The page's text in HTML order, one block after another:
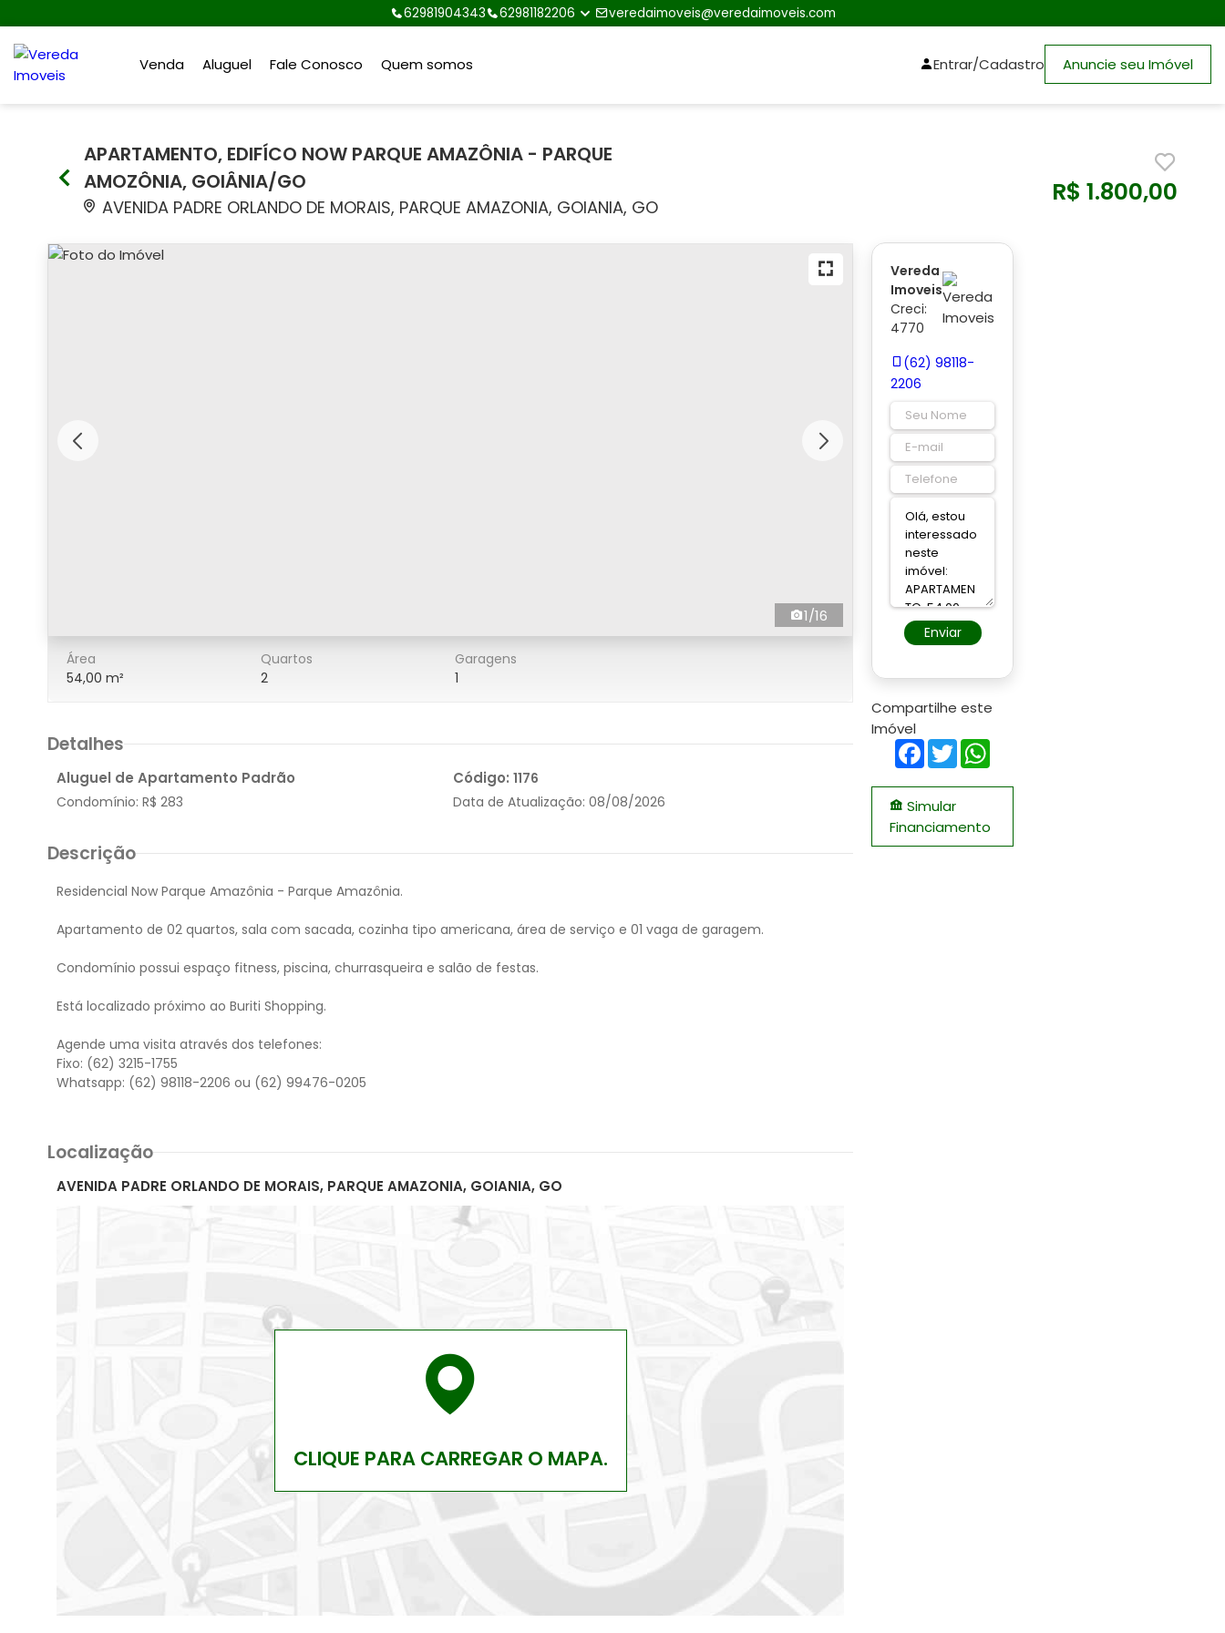
62981904343 62981182206 veredaimoveis@veredaimoveis.com
Venda Aluguel Fale Conosco Quem somos Entrar/Cadastro Anuncie seu Imóvel
APARTAMENTO, EDIFÍCO NOW PARQUE AMAZÔNIA - PARQUE
AMOZÔNIA, GOIÂNIA/GO
AVENIDA PADRE ORLANDO DE MORAIS, PARQUE AMAZONIA, GOIANIA, GO R$ 1.800,00
1/16
Área
54,00 m²
Quartos
2
Garagens
1
Detalhes
Aluguel de Apartamento Padrão Código: 1176
Condomínio: R$ 283 Data de Atualização: 08/08/2026
Descrição
Residencial Now Parque Amazônia - Parque Amazônia.
Apartamento de 02 quartos, sala com sacada, cozinha tipo americana, área de serviço e 01 vaga de garagem.
Condomínio possui espaço fitness, piscina, churrasqueira e salão de festas.
Está localizado próximo ao Buriti Shopping.
Agende uma visita através dos telefones:
Fixo: (62) 3215-1755
Localização
AVENIDA PADRE ORLANDO DE MORAIS, PARQUE AMAZONIA, GOIANIA, GO
CLIQUE PARA CARREGAR O MAPA.
Vereda
Imoveis
Creci:
4770
(62) 98118-
2206
Enviar
Compartilhe este
Imóvel
Facebook
Twitter
Simular
Financiamento